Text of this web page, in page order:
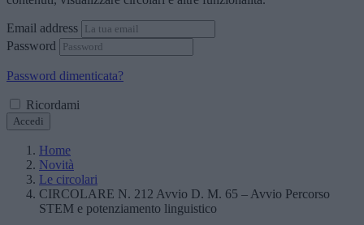
Email address
Password
Password dimenticata?
Ricordami
Accedi
Home
Novità
Le circolari
CIRCOLARE N. 212 Avvio D. M. 65 – Avvio Percorso
STEM e potenziamento linguistico